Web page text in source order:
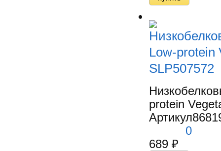
Low-protein
SLP507572
protein
Артикул
0
689 ₽